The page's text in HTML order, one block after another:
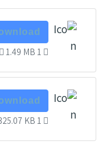
1.49 MB
KB